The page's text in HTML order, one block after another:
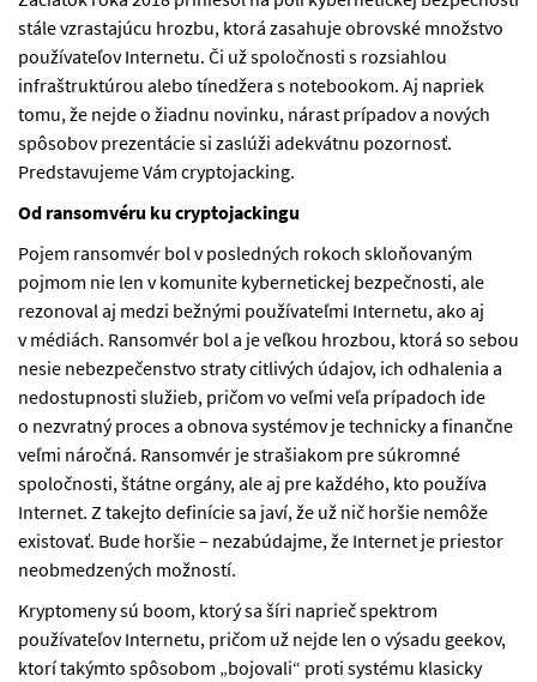
stále vzrastajúcu hrozbu, ktorá zasahuje obrovské množstvo
používateľov Internetu. Či už spoločnosti s rozsiahlou
infraštruktúrou alebo tínedžera s notebookom. Aj napriek
tomu, že nejde o žiadnu novinku, nárast prípadov a nových
spôsobov prezentácie si zaslúži adekvátnu pozornosť.
Predstavujeme Vám cryptojacking.
Od ransomvéru ku cryptojackingu
Pojem ransomvér bol v posledných rokoch skloňovaným
pojmom nie len v komunite kybernetickej bezpečnosti, ale
rezonoval aj medzi bežnými používateľmi Internetu, ako aj
v médiách. Ransomvér bol a je veľkou hrozbou, ktorá so sebou
nesie nebezpečenstvo straty citlivých údajov, ich odhalenia a
nedostupnosti služieb, pričom vo veľmi veľa prípadoch ide
o nezvratný proces a obnova systémov je technicky a finančne
veľmi náročná. Ransomvér je strašiakom pre súkromné
spoločnosti, štátne orgány, ale aj pre každého, kto používa
Internet. Z takejto definície sa javí, že už nič horšie nemôže
existovať. Bude horšie – nezabúdajme, že Internet je priestor
neobmedzených možností.
Kryptomeny sú boom, ktorý sa šíri naprieč spektrom
používateľov Internetu, pričom už nejde len o výsadu geekov,
ktorí takýmto spôsobom „bojovali“ proti systému klasicky